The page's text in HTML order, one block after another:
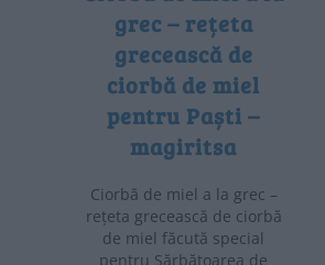
grec – rețeta
grecească de
ciorbă de miel
pentru Paști –
magiritsa
Ciorbă de miel a la grec –
rețeta grecească de ciorbă
de miel făcută special
pentru Sărbătoarea de